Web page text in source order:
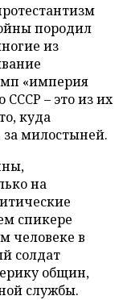
породил
из
«империя
СССР – это из их
куда
милостыней.
на
спикере
человеке в
солдат
общин,
службы.